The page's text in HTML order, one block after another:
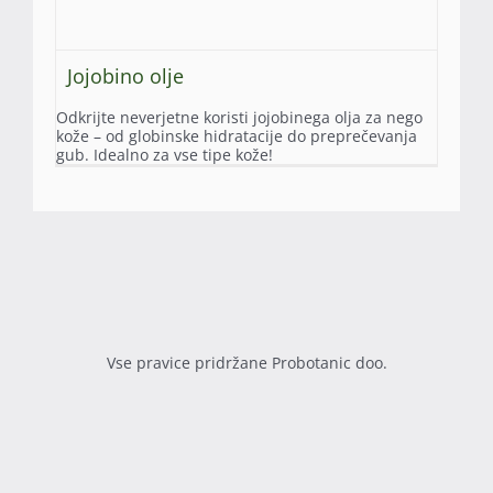
Jojobino olje
Odkrijte neverjetne koristi jojobinega olja za nego
kože – od globinske hidratacije do preprečevanja
gub. Idealno za vse tipe kože!
Vse pravice pridržane Probotanic doo.